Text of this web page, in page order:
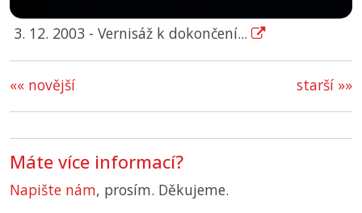
3. 12. 2003 - Vernisáž k dokončení...
starší »»
«« novější
Máte více informací?
Napište nám, prosím. Děkujeme.